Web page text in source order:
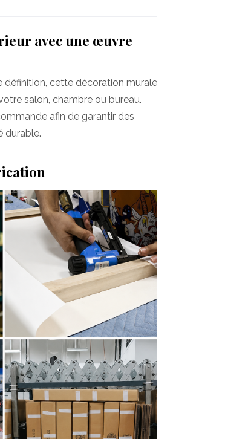
avec une œuvre
définition, cette décoration murale
salon, chambre ou bureau.
afin de garantir des
durable.